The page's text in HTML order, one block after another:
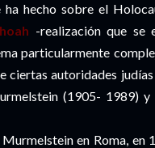
hecho sobre el
-realización que se
particularmente
ciertas autoridades
(1905- 1989)
en Roma,